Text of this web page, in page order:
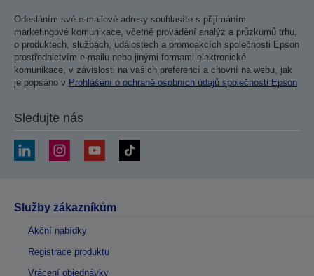
Odesláním své e-mailové adresy souhlasíte s přijímáním
marketingové komunikace, včetně provádění analýz a průzkumů trhu,
o produktech, službách, událostech a promoakcích společnosti Epson
prostřednictvím e-mailu nebo jinými formami elektronické
komunikace, v závislosti na vašich preferencí a chovní na webu, jak
je popsáno v Prohlášení o ochraně osobních údajů společnosti Epson
Sledujte nás
Služby zákazníkům
Akční nabídky
Registrace produktu
Vrácení objednávky